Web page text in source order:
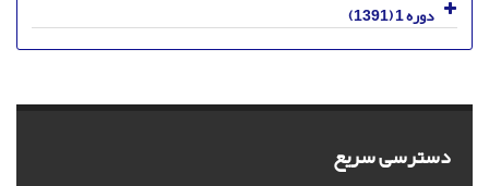
دوره 1 (1391)
دسترسی سریع